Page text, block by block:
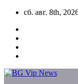
Skip
content
сб. авг. 8th,